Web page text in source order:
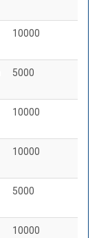
10000
5000
10000
10000
5000
10000